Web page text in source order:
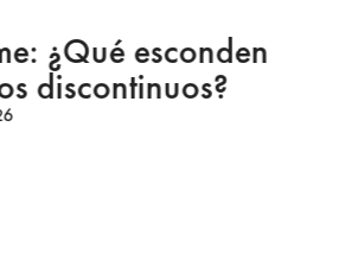
¿Qué esconden
discontinuos?